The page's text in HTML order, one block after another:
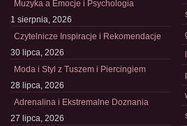
Muzyka a Emocje i Psychologia
1 sierpnia, 2026
Czytelnicze Inspiracje i Rekomendacje
30 lipca, 2026
Moda i Styl z Tuszem i Piercingiem
28 lipca, 2026
Adrenalina i Ekstremalne Doznania
27 lipca, 2026